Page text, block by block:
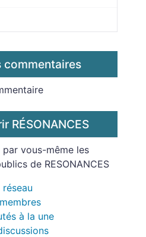
commentaires
RÉSONANCES
par vous-même les
de RESONANCES
à la une